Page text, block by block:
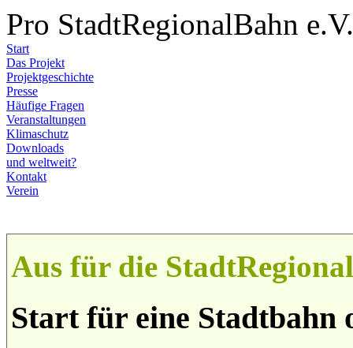
Pro StadtRegionalBahn e.V.
Start
Das Projekt
Projektgeschichte
Presse
Häufige Fragen
Veranstaltungen
Klimaschutz
Downloads
und weltweit?
Kontakt
Verein
Aus für die
Start für eine Stadtbahn